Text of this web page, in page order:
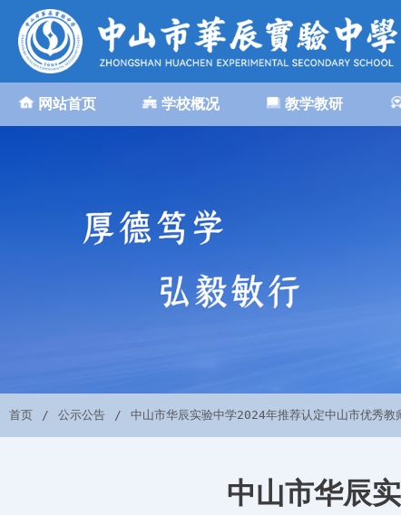
网站首页 学校概况 教学教研
首页 公示公告 中山市华辰实验中学2024年推荐认定中山市优秀教
中山市华辰